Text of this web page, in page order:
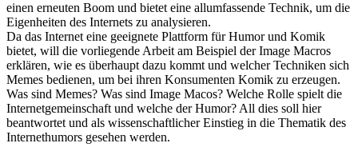
einen erneuten Boom und bietet eine allumfassende Technik, um die
Eigenheiten des Internets zu analysieren.
Da das Internet eine geeignete Plattform für Humor und Komik
bietet, will die vorliegende Arbeit am Beispiel der Image Macros
erklären, wie es überhaupt dazu kommt und welcher Techniken sich
Memes bedienen, um bei ihren Konsumenten Komik zu erzeugen.
Was sind Memes? Was sind Image Macos? Welche Rolle spielt die
Internetgemeinschaft und welche der Humor? All dies soll hier
beantwortet und als wissenschaftlicher Einstieg in die Thematik des
Internethumors gesehen werden.